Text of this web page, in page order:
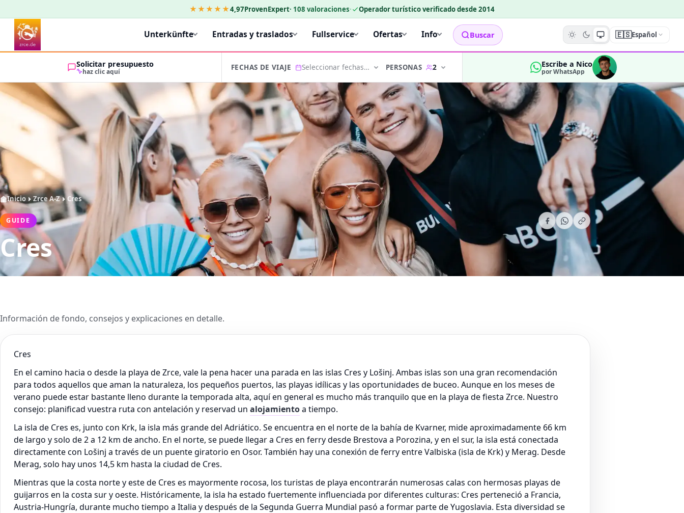
★★★★★4,97ProvenExpert· 108 valoraciones· Operador turístico verificado desde 2014
Unterkünfte Entradas y traslados Fullservice Ofertas Info Buscar 🇪🇸Español
Solicitar presupuesto
haz clic aquí FECHAS DE VIAJE Seleccionar fechas… PERSONAS 2 Escribe a Nico
por WhatsApp
Inicio Zrce A-Z Cres
GUIDE
Cres
Información de fondo, consejos y explicaciones en detalle.
Cres
En el camino hacia o desde la playa de Zrce, vale la pena hacer una parada en las islas Cres y Lošinj. Ambas islas son una gran recomendación
para todos aquellos que aman la naturaleza, los pequeños puertos, las playas idílicas y las oportunidades de buceo. Aunque en los meses de
verano puede estar bastante lleno durante la temporada alta, aquí en general es mucho más tranquilo que en la playa de fiesta Zrce. Nuestro
consejo: planificad vuestra ruta con antelación y reservad un alojamientoa tiempo.
La isla de Cres es, junto con Krk, la isla más grande del Adriático. Se encuentra en el norte de la bahía de Kvarner, mide aproximadamente 66 km
de largo y solo de 2 a 12 km de ancho. En el norte, se puede llegar a Cres en ferry desde Brestova a Porozina, y en el sur, la isla está conectada
directamente con Lošinj a través de un puente giratorio en Osor. También hay una conexión de ferry entre Valbiska (isla de Krk) y Merag. Desde
Merag, solo hay unos 14,5 km hasta la ciudad de Cres.
Mientras que la costa norte y este de Cres es mayormente rocosa, los turistas de playa encontrarán numerosas calas con hermosas playas de
guijarros en la costa sur y oeste. Históricamente, la isla ha estado fuertemente influenciada por diferentes culturas: Cres perteneció a Francia,
Austria-Hungría, durante mucho tiempo a Italia y después de la Segunda Guerra Mundial pasó a formar parte de Yugoslavia. Esta diversidad se